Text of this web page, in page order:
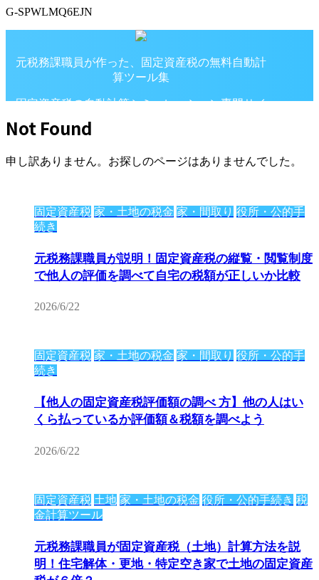
G-SPWLMQ6EJN
元税務課職員が作った、固定資産税の無料自動計
算ツール集
固定資産税の自動計算シミュレーション専門サイ
Not Found
申し訳ありません。お探しのページはありませんでした。
固定資産税 家・土地の税金 家・間取り 役所・公的手
続き
元税務課職員が説明！固定資産税の縦覧・閲覧制度
で他人の評価を調べて自宅の税額が正しいか比較
2026/6/22
固定資産税 家・土地の税金 家・間取り 役所・公的手
続き
【他人の固定資産税評価額の調べ 方】他の人はい
くら払っているか評価額＆税額を調べよう
2026/6/22
固定資産税 土地 家・土地の税金 役所・公的手続き 税
金計算ツール
元税務課職員が固定資産税（土地）計算方法を説
明！住宅解体・更地・特定空き家で土地の固定資産